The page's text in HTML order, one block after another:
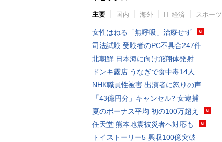
主要 国内 海外 IT 経済 スポーツ
女性はねる「無呼吸」治療せず
司法試験 受験者のPC不具合247件
北朝鮮 日本海に向け飛翔体発射
ドンキ露店 うなぎで食中毒14人
NHK職員性被害 出演者に怒りの声
「43億円分」キャンセル? 女逮捕
夏のボーナス平均 初の100万超え
任天堂 熊本地震被災者へ対応も
トイストーリー5 興収100億突破